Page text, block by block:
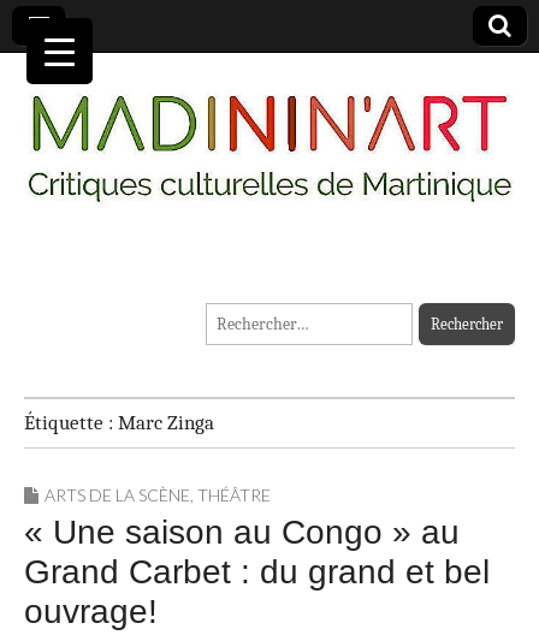
MADININ'ART
Rechercher :
Étiquette : Marc Zinga
ARTS DE LA SCÈNE, THÉÂTRE
« Une saison au Congo » au
Grand Carbet : du grand et bel
ouvrage!